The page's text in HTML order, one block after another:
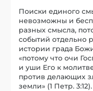
Поиски единого
невозможны и
разных смысла,
событий отдельно
истории града
«потому что очи
и уши Его к
против делающих
земли» (1 Петр. 3:12).